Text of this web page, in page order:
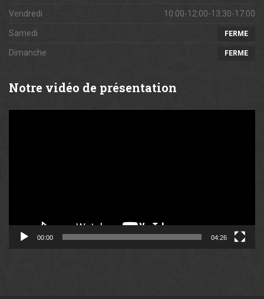
Vendredi 10:00-12:00-13:30-17:00
Samedi FERME
Dimanche FERME
Notre vidéo de présentation
00:00 04:26